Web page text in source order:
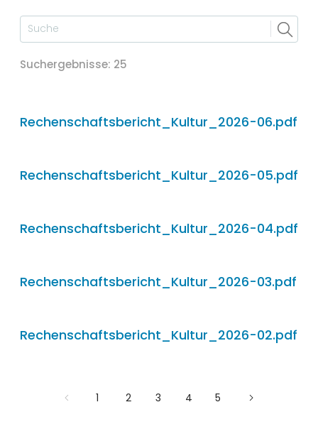
Suchergebnisse: 25
Rechenschaftsbericht_Kultur_2026-06.pdf
Rechenschaftsbericht_Kultur_2026-05.pdf
Rechenschaftsbericht_Kultur_2026-04.pdf
Rechenschaftsbericht_Kultur_2026-03.pdf
Rechenschaftsbericht_Kultur_2026-02.pdf
1 2 3 4 5